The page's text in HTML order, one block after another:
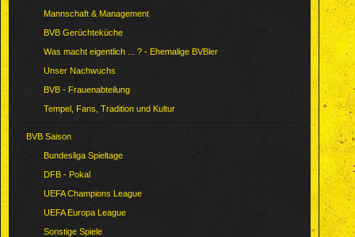
Mannschaft & Management
BVB Gerüchteküche
Was macht eigentlich ... ? - Ehemalige BVBler
Unser Nachwuchs
BVB - Frauenabteilung
Tempel, Fans, Tradition und Kultur
BVB Saison
Bundesliga Spieltage
DFB - Pokal
UEFA Champions League
UEFA Europa League
Sonstige Spiele